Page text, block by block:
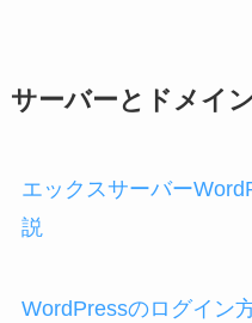
サーバーとドメイ
エックスサーバー
説
WordPressのログイン